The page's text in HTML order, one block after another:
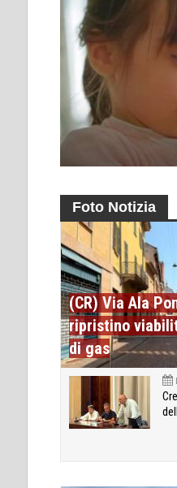
Foto Notizia
(CR) Via Ala
ripristino
di gas